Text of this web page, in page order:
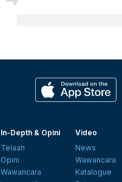
In-Depth & Opini
Telaah
Opini
Wawancara
Video
News
Wawancara
Katalogue